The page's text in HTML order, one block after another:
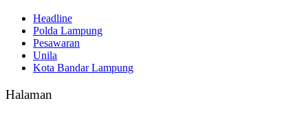
Headline
Polda Lampung
Pesawaran
Unila
Kota Bandar Lampung
Halaman